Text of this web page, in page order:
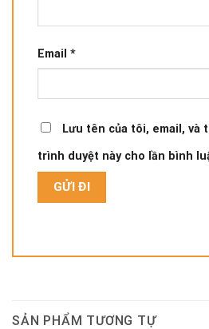
Email *
Lưu tên của tôi, email, và
trình duyệt này cho lần bình
SẢN PHẨM TƯƠNG TỰ